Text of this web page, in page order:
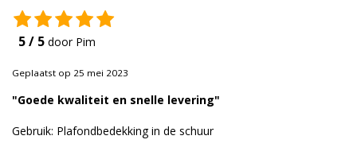
Tape en stickers
5 / 5 door Pim
Geplaatst op 25 mei 2023
"Goede kwaliteit en snelle levering"
Gebruik: Plafondbedekking in de schuur